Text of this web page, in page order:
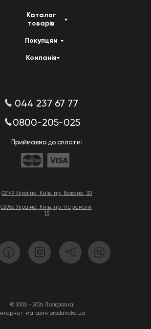
02149 Україна, Київ, пр. Бажана, 30
03056 Україна, Київ, пр. Перемоги,
15
© 2000 - 2026 Продавака
Інтернет-магазин prodavaka.ua
Каталог
товарів
Покупцям
Компанія
044 237 67 77
0800-205-025
Приймаємо до сплати: